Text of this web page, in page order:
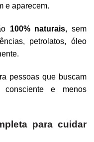
e aparecem.
100% naturais, sem
petrolatos, óleo
pessoas que buscam
e menos
para cuidar